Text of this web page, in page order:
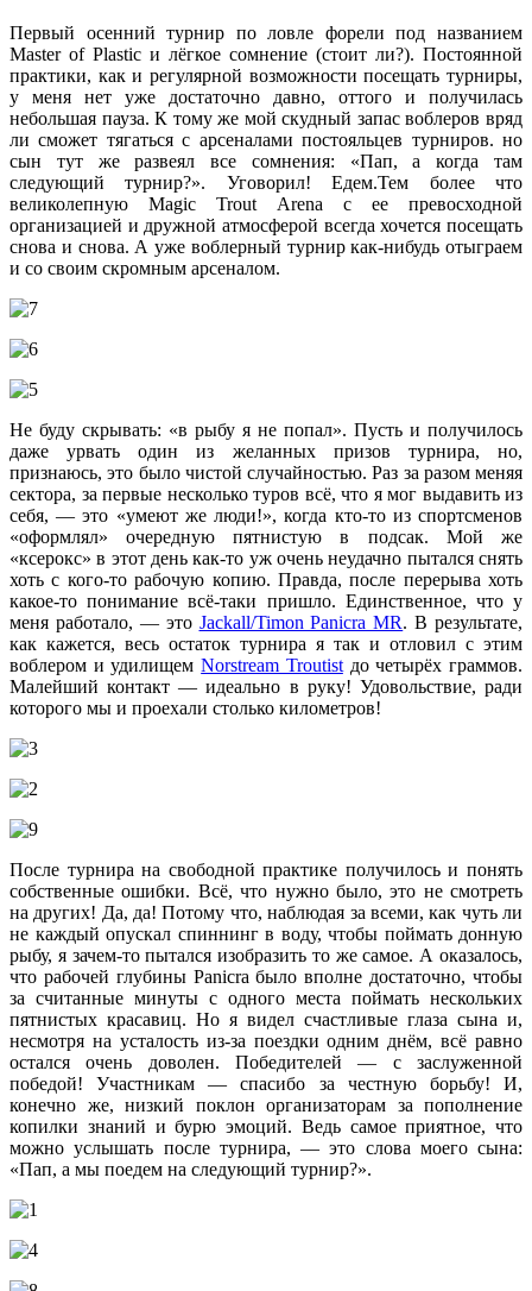
Первый осенний турнир по ловле форели под названием
Master of Plastic и лёгкое сомнение (стоит ли?). Постоянной
практики, как и регулярной возможности посещать турниры,
у меня нет уже достаточно давно, оттого и получилась
небольшая пауза. К тому же мой скудный запас воблеров вряд
ли сможет тягаться с арсеналами постояльцев турниров. но
сын тут же развеял все сомнения: «Пап, а когда там
следующий турнир?». Уговорил! Едем.Тем более что
великолепную Magic Trout Arena с ее превосходной
организацией и дружной атмосферой всегда хочется посещать
снова и снова. А уже воблерный турнир как-нибудь отыграем
и со своим скромным арсеналом.
Не буду скрывать: «в рыбу я не попал». Пусть и получилось
даже урвать один из желанных призов турнира, но,
признаюсь, это было чистой случайностью. Раз за разом меняя
сектора, за первые несколько туров всё, что я мог выдавить из
себя, — это «умеют же люди!», когда кто-то из спортсменов
«оформлял» очередную пятнистую в подсак. Мой же
«ксерокс» в этот день как-то уж очень неудачно пытался снять
хоть с кого-то рабочую копию. Правда, после перерыва хоть
какое-то понимание всё-таки пришло. Единственное, что у
меня работало, — это Jackall/Timon Panicra MR. В результате,
как кажется, весь остаток турнира я так и отловил с этим
воблером и удилищемNorstream Troutistдо четырёх граммов.
Малейший контакт — идеально в руку! Удовольствие, ради
которого мы и проехали столько километров!
После турнира на свободной практике получилось и понять
собственные ошибки. Всё, что нужно было, это не смотреть
на других! Да, да! Потому что, наблюдая за всеми, как чуть ли
не каждый опускал спиннинг в воду, чтобы поймать донную
рыбу, я зачем-то пытался изобразить то же самое. А оказалось,
что рабочей глубины Panicra было вполне достаточно, чтобы
за считанные минуты с одного места поймать нескольких
пятнистых красавиц. Но я видел счастливые глаза сына и,
несмотря на усталость из-за поездки одним днём, всё равно
остался очень доволен. Победителей — с заслуженной
победой! Участникам — спасибо за честную борьбу! И,
конечно же, низкий поклон организаторам за пополнение
копилки знаний и бурю эмоций. Ведь самое приятное, что
можно услышать после турнира, —это слова моего сына:
«Пап, а мы поедем на следующий турнир?».